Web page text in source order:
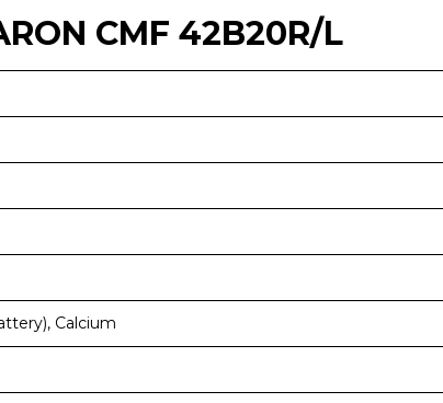
CMF 42B20R/L
Calcium